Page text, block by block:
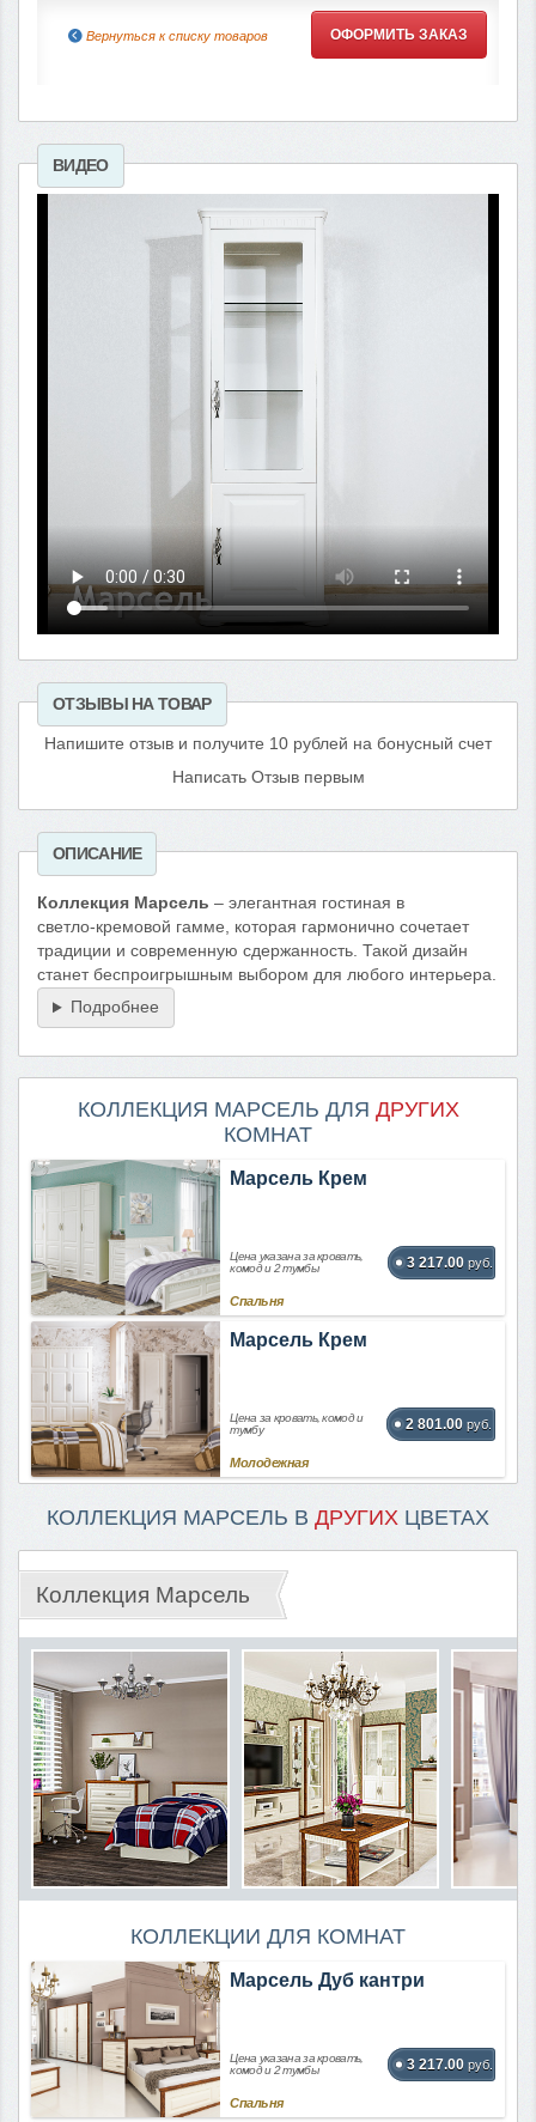
Вернуться к списку товаров ОФОРМИТЬ ЗАКАЗ
ВИДЕО
ОТЗЫВЫ НА ТОВАР
Напишите отзыв и получите 10 рублей на бонусный счет
Написать Отзыв первым
ОПИСАНИЕ
Коллекция Марсель – элегантная гостиная в
светло‑кремовой гамме, которая гармонично сочетает
традиции и современную сдержанность. Такой дизайн
станет беспроигрышным выбором для любого интерьера.
Подробнее
КОЛЛЕКЦИЯ МАРСЕЛЬ ДЛЯ ДРУГИХ
КОМНАТ
Марсель Крем
Цена указана за кровать,
комод и 2 тумбы
3 217.00 руб.
Спальня
Марсель Крем
Цена за кровать, комод и
тумбу
2 801.00 руб.
Молодежная
КОЛЛЕКЦИЯ МАРСЕЛЬ В ДРУГИХ ЦВЕТАХ
Коллекция Марсель
КОЛЛЕКЦИИ ДЛЯ КОМНАТ
Марсель Дуб кантри
Цена указана за кровать,
комод и 2 тумбы
3 217.00 руб.
Спальня